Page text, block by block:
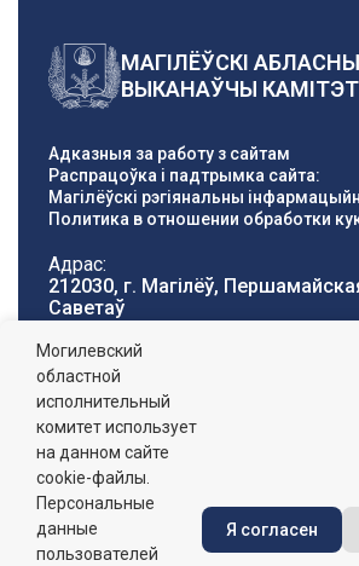
МАГІЛЁЎСКІ АБЛАСНЫ
ВЫКАНАЎЧЫ КАМІТЭТ
Адказныя за работу з сайтам
Распрацоўка і падтрымка сайта:
Магілёўскі рэгіянальны
Политика в отношении обработки
Адрас:
212030, г. Магілёў,
Саветаў
Тэлефон гарачай
лініі:
8 (0222) 71-32-55
Графік работы:
пн-пт: 8.00 - 17.00, сб-н: выхадны,
абедзенны перапынак: 13:00 -
Сайт зарэгістраваны ў
інфармацыйных рэсурсаў
Могилевский
областной
исполнительный
комитет использует
на данном сайте
cookie-файлы.
Персональные
данные
пользователей
Я согласен